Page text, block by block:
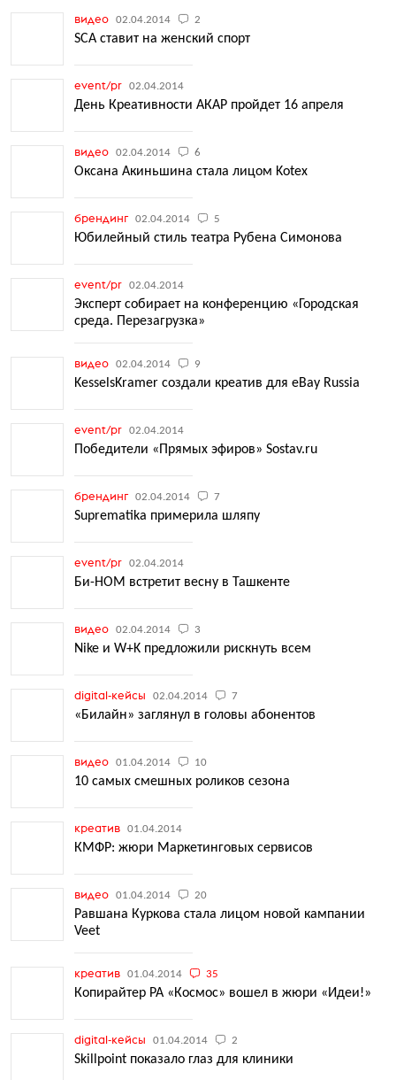
видео 02.04.2014 2
SCA ставит на женский спорт
event/pr 02.04.2014
День Креативности АКАР пройдет 16 апреля
видео 02.04.2014 6
Оксана Акиньшина стала лицом Kotex
брендинг 02.04.2014 5
Юбилейный стиль театра Рубена Симонова
event/pr 02.04.2014
Эксперт собирает на конференцию «Городская
среда. Перезагрузка»
видео 02.04.2014 9
KesselsKramer создали креатив для eBay Russia
event/pr 02.04.2014
Победители «Прямых эфиров» Sostav.ru
брендинг 02.04.2014 7
Suprematika примерила шляпу
event/pr 02.04.2014
Би-НОМ встретит весну в Ташкенте
видео 02.04.2014 3
Nike и W+K предложили рискнуть всем
digital-кейсы 02.04.2014 7
«Билайн» заглянул в головы абонентов
видео 01.04.2014 10
10 самых смешных роликов сезона
креатив 01.04.2014
КМФР: жюри Маркетинговых сервисов
видео 01.04.2014 20
Равшана Куркова стала лицом новой кампании
Veet
креатив 01.04.2014 35
Копирайтер РА «Космос» вошел в жюри «Идеи!»
digital-кейсы 01.04.2014 2
Skillpoint показало глаз для клиники